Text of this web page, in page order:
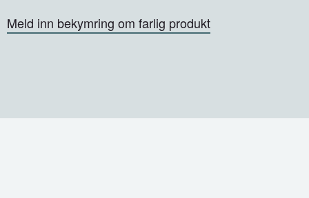
Meld inn bekymring om farlig produkt